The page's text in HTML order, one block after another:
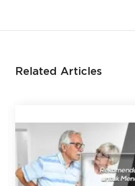
Related Articles